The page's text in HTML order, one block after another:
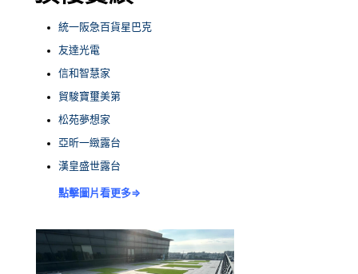
統一阪急百貨星巴克
友達光電
信和智慧家
貿駿寶璽美第
松苑夢想家
亞昕一緻露台
漢皇盛世露台
點擊圖片看更多⇒